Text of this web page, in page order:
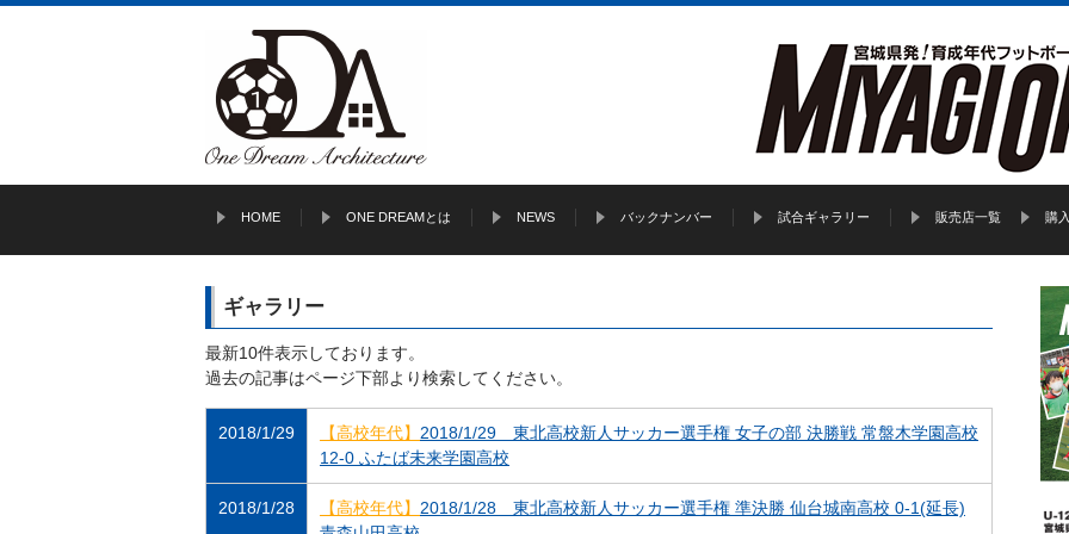
HOME ONE DREAMとは NEWS バックナンバー 試合ギャラリー 販売店一覧 購
ギャラリー
最新10件表示しております。
過去の記事はページ下部より検索してください。
2018/1/29 【高校年代】 2018/1/29 東北高校新人サッカー選手権 女子の部 決勝戦 常盤木学園高校
12-0 ふたば未来学園高校
2018/1/28 【高校年代】 2018/1/28 東北高校新人サッカー選手権 準決勝 仙台城南高校 0-1(延長)